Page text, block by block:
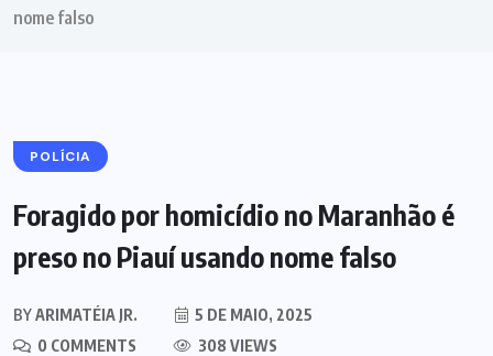
nome falso
POLÍCIA
Foragido por homicídio no Maranhão é
preso no Piauí usando nome falso
BYARIMATÉIA JR.
5 DE MAIO, 2025
0 COMMENTS
308 VIEWS